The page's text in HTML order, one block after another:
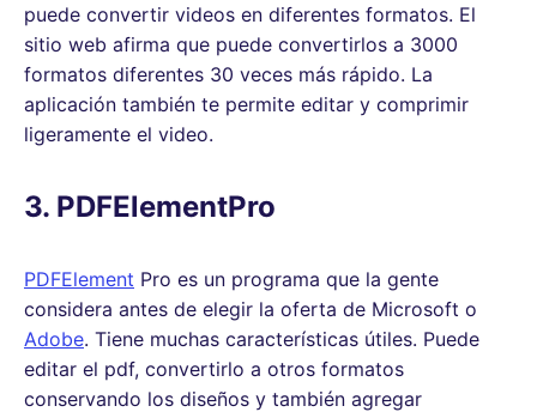
puede convertir videos en diferentes formatos. El
sitio web afirma que puede convertirlos a 3000
formatos diferentes 30 veces más rápido. La
aplicación también te permite editar y comprimir
ligeramente el video.
3. PDFElementPro
PDFElement Pro es un programa que la gente
considera antes de elegir la oferta de Microsoft o
Adobe. Tiene muchas características útiles. Puede
editar el pdf, convertirlo a otros formatos
conservando los diseños y también agregar